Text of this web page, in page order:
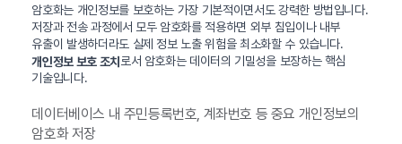
암호화는 개인정보를 보호하는 가장 기본적이면서도 강력한 방법입니다.
저장과 전송 과정에서 모두 암호화를 적용하면 외부 침입이나 내부
유출이 발생하더라도 실제 정보 노출 위험을 최소화할 수 있습니다.
개인정보 보호 조치로서 암호화는 데이터의 기밀성을 보장하는 핵심
기술입니다.
데이터베이스 내 주민등록번호, 계좌번호 등 중요 개인정보의
암호화 저장